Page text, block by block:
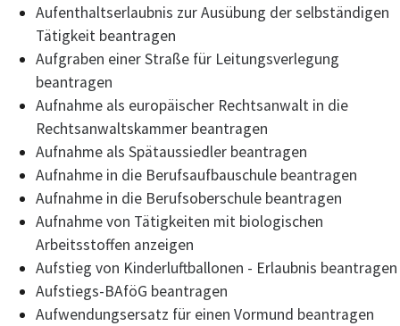
Aufenthaltserlaubnis zur Ausübung der selbständigen
Tätigkeit beantragen
Aufgraben einer Straße für Leitungsverlegung
beantragen
Aufnahme als europäischer Rechtsanwalt in die
Rechtsanwaltskammer beantragen
Aufnahme als Spätaussiedler beantragen
Aufnahme in die Berufsaufbauschule beantragen
Aufnahme in die Berufsoberschule beantragen
Aufnahme von Tätigkeiten mit biologischen
Arbeitsstoffen anzeigen
Aufstieg von Kinderluftballonen - Erlaubnis beantragen
Aufstiegs-BAföG beantragen
Aufwendungsersatz für einen Vormund beantragen